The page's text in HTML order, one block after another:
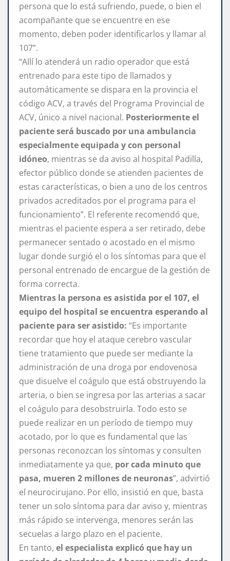
persona que lo está sufriendo, puede, o bien el
acompañante que se encuentre en ese
momento, deben poder identificarlos y llamar al
107”.
“Allí lo atenderá un radio operador que está
entrenado para este tipo de llamados y
automáticamente se dispara en la provincia el
código ACV, a través del Programa Provincial de
ACV, único a nivel nacional. Posteriormente el
paciente será buscado por una ambulancia
especialmente equipada y con personal
idóneo, mientras se da aviso al hospital Padilla,
efector público donde se atienden pacientes de
estas características, o bien a uno de los centros
privados acreditados por el programa para el
funcionamiento”. El referente recomendó que,
mientras el paciente espera a ser retirado, debe
permanecer sentado o acostado en el mismo
lugar donde surgió el o los síntomas para que el
personal entrenado de encargue de la gestión de
forma correcta.
Mientras la persona es asistida por el 107, el
equipo del hospital se encuentra esperando al
paciente para ser asistido: “Es importante
recordar que hoy el ataque cerebro vascular
tiene tratamiento que puede ser mediante la
administración de una droga por endovenosa
que disuelve el coágulo que está obstruyendo la
arteria, o bien se ingresa por las arterias a sacar
el coágulo para desobstruirla. Todo esto se
puede realizar en un período de tiempo muy
acotado, por lo que es fundamental que las
personas reconozcan los síntomas y consulten
inmediatamente ya que, por cada minuto que
pasa, mueren 2 millones de neuronas”, advirtió
el neurocirujano. Por ello, insistió en que, basta
tener un solo síntoma para dar aviso y, mientras
más rápido se intervenga, menores serán las
secuelas a largo plazo en el paciente.
En tanto, el especialista explicó que hay un